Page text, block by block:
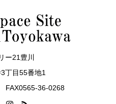
ー21豊川
丁目55番地1
FAX0565-36-0268